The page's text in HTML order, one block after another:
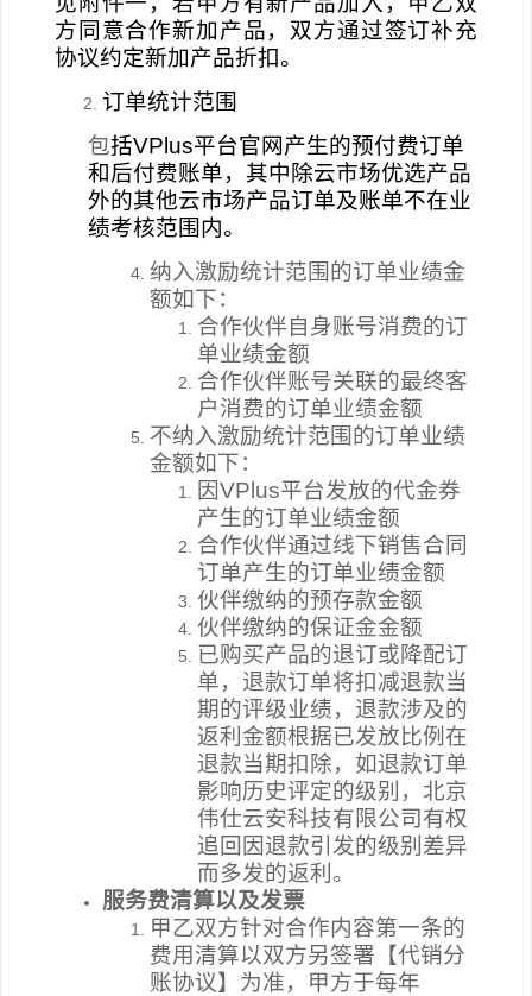
方同意合作新加产品，双方通过签订补充
协议约定新加产品折扣。
订单统计范围
包括VPlus平台官网产生的预付费订单
和后付费账单，其中除云市场优选产品
外的其他云市场产品订单及账单不在业
绩考核范围内。
纳入激励统计范围的订单业绩金
额如下：
合作伙伴自身账号消费的订
单业绩金额
合作伙伴账号关联的最终客
户消费的订单业绩金额
不纳入激励统计范围的订单业绩
金额如下：
因VPlus平台发放的代金券
产生的订单业绩金额
合作伙伴通过线下销售合同
订单产生的订单业绩金额
伙伴缴纳的预存款金额
伙伴缴纳的保证金金额
已购买产品的退订或降配订
单，退款订单将扣减退款当
期的评级业绩，退款涉及的
返利金额根据已发放比例在
退款当期扣除，如退款订单
影响历史评定的级别， 北京
伟仕云安科技有限公司有权
追回因退款引发的级别差异
而多发的返利。
服务费清算以及发票
甲乙双方针对合作内容第一条的
费用清算以双方另签署【代销分
账协议】为准，甲方于每年